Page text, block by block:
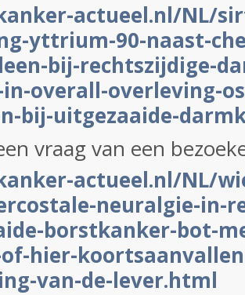
actueel.nl/NL/
yttrium-90-naast-
bij-rechtszijdige-
overall-overleving-
bij-uitgezaaide-
vraag van een
actueel.nl/NL/
neuralgie-in-
borstkanker-bot-
hier-
van-de-lever.html